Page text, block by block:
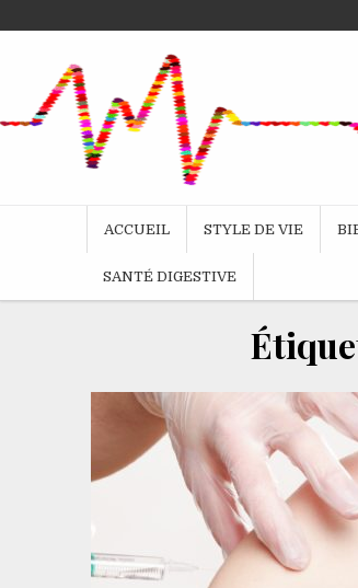
to
ACCUEIL STYLE DE VIE
SANTÉ DIGESTIVE